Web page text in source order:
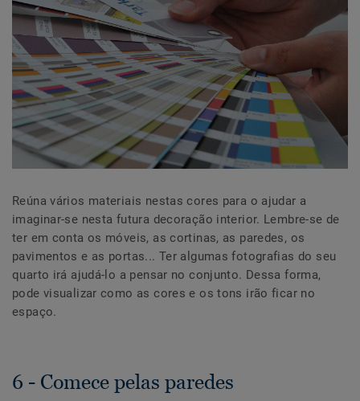
Reúna vários materiais nestas cores para o ajudar a
imaginar-se nesta futura decoração interior. Lembre-se de
ter em conta os móveis, as cortinas, as paredes, os
pavimentos e as portas... Ter algumas fotografias do seu
quarto irá ajudá-lo a pensar no conjunto. Dessa forma,
pode visualizar como as cores e os tons irão ficar no
espaço.
6 - Comece pelas paredes